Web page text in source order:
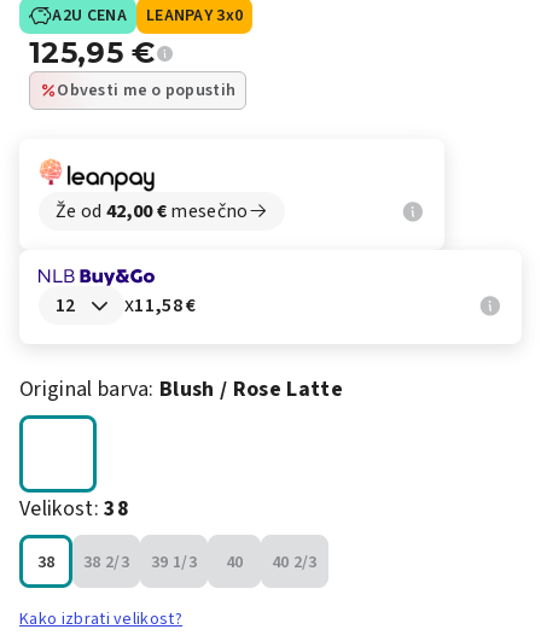
A2U CENA LEANPAY 3x0
125,95€
Obvesti me o popustih
Že od 42,00€mesečno
x11,58 €
Original barva: Blush / Rose Latte
Velikost:38
38 38 2/3 39 1/3 40 40 2/3
Kako izbrati velikost?